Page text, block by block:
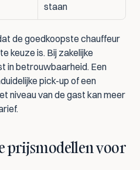
staan
de goedkoopste chauffeur
keuze is. Bij zakelijke
in betrouwbaarheid. Een
pick-up of een
niveau van de gast kan meer
prijsmodellen voor